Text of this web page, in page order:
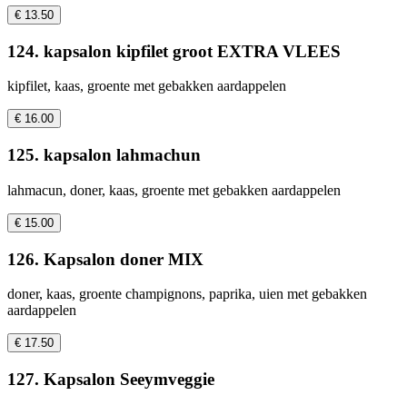
€ 13.50
124. kapsalon kipfilet groot EXTRA VLEES
kipfilet, kaas, groente met gebakken aardappelen
€ 16.00
125. kapsalon lahmachun
lahmacun, doner, kaas, groente met gebakken aardappelen
€ 15.00
126. Kapsalon doner MIX
doner, kaas, groente champignons, paprika, uien met gebakken
aardappelen
€ 17.50
127. Kapsalon Seeymveggie